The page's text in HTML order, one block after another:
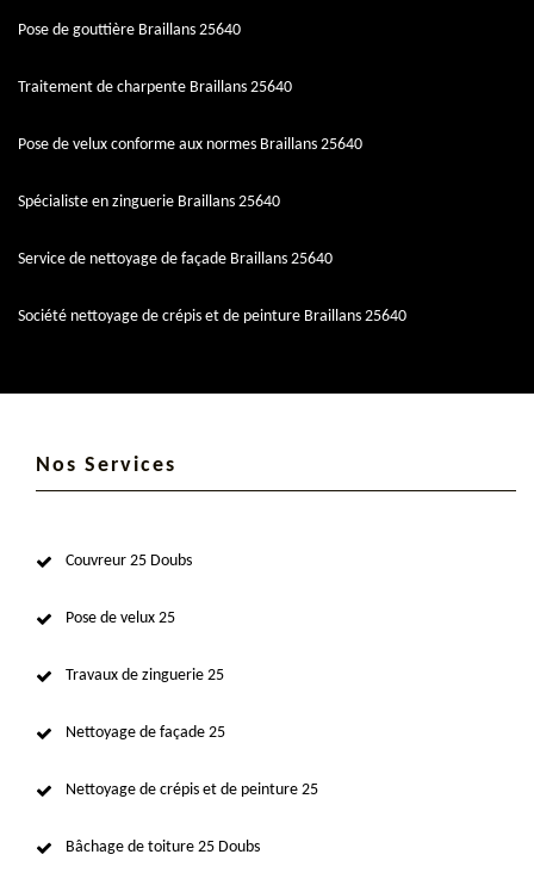
Pose de gouttière Braillans 25640
Traitement de charpente Braillans 25640
Pose de velux conforme aux normes Braillans 25640
Spécialiste en zinguerie Braillans 25640
Service de nettoyage de façade Braillans 25640
Société nettoyage de crépis et de peinture Braillans 25640
Nos Services
Couvreur 25 Doubs
Pose de velux 25
Travaux de zinguerie 25
Nettoyage de façade 25
Nettoyage de crépis et de peinture 25
Bâchage de toiture 25 Doubs